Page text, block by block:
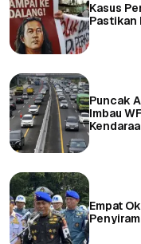
Kasus
Pastikan
Puncak
Imbau
Empat